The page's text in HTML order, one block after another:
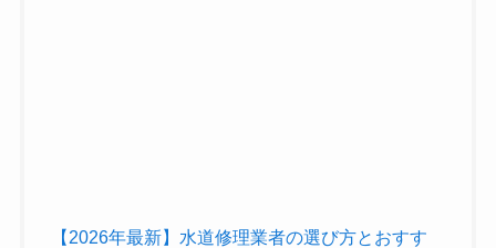
【2026年最新】水道修理業者の選び方とおすす